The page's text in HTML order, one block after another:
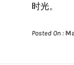
时光。
Posted On :